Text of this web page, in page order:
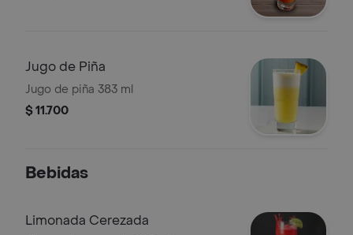
Jugo de Piña
Jugo de piña 383 ml
$ 11.700
Bebidas
Limonada Cerezada